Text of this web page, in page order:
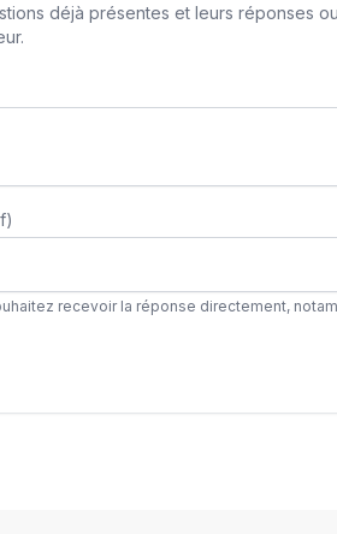
déjà présentes et leurs réponses
recevoir la réponse directement,